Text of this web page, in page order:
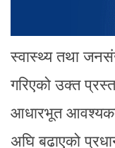
स्वास्थ्य तथा
गरिएको उक्त
आधारभूत
अघि बढाएको